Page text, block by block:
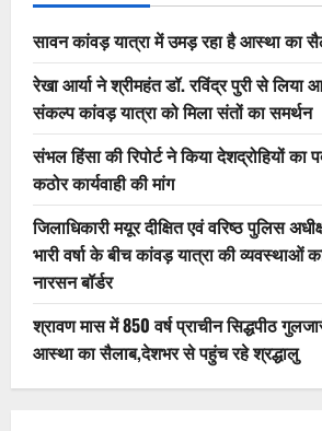
सावन कांवड़ यात्रा में उमड़ रहा है आस्था का
रेखा आर्या ने श्रीमहंत डॉ. रविंद्र पुरी से लिया
संकल्प कांवड़ यात्रा को मिला संतों का समर्थन
संभल हिंसा की रिपोर्ट ने किया देशद्रोहियों का
कठोर कार्यवाही की मांग
जिलाधिकारी मयूर दीक्षित एवं वरिष्ठ पुलिस
भारी वर्षा के बीच कांवड़ यात्रा की व्यवस्थाओं
नारसन बॉर्डर
श्रावण मास में 850 वर्ष प्राचीन सिद्धपीठ
आस्था का सैलाब,देशभर से पहुंच रहे श्रद्धालु